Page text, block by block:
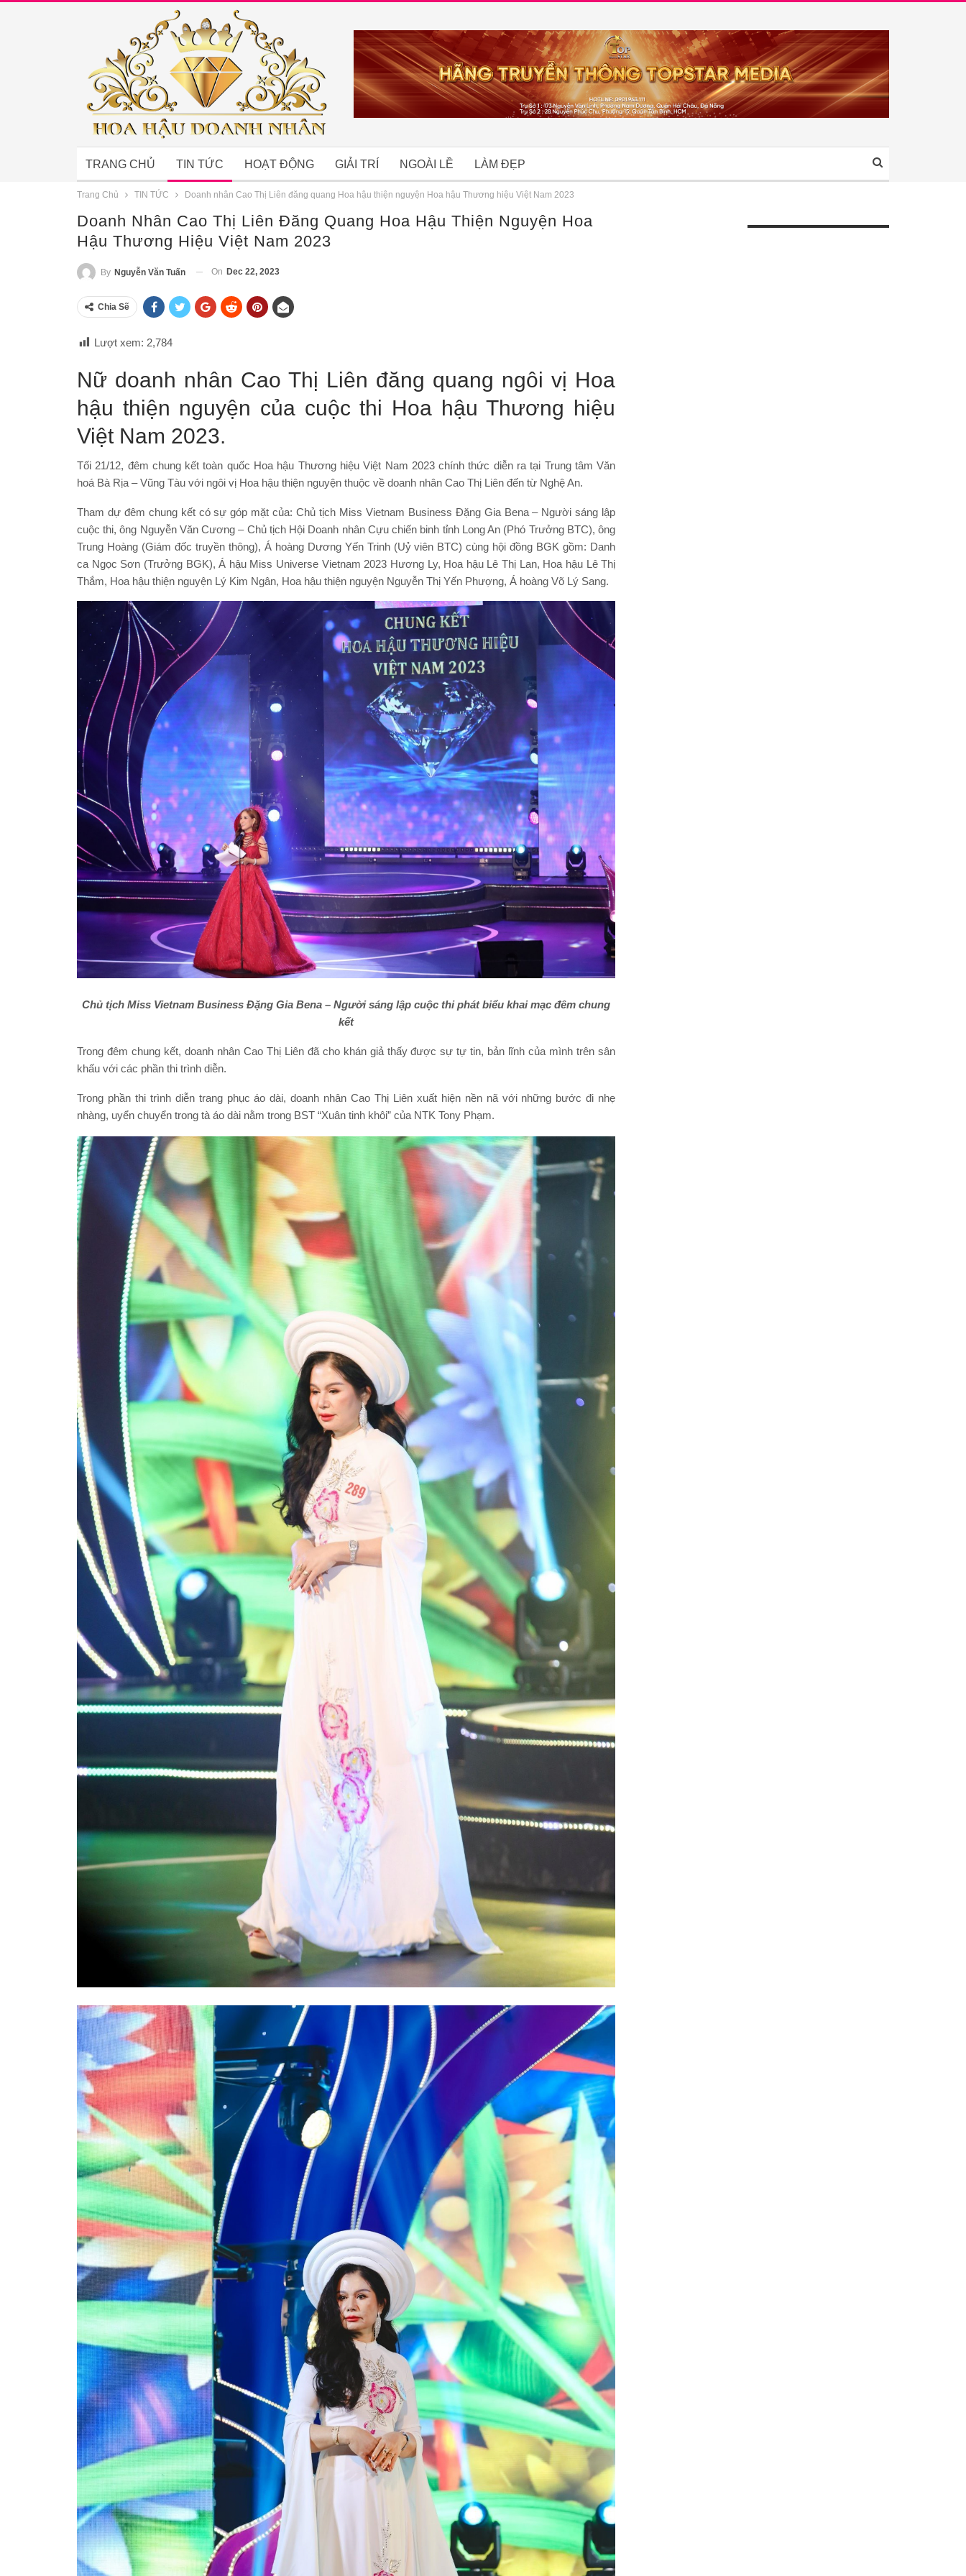
TRANG CHỦ TIN TỨC HOẠT ĐỘNG GIẢI TRÍ NGOÀI LỀ LÀM ĐẸP
Trang Chủ TIN TỨC Doanh nhân Cao Thị Liên đăng quang Hoa hậu thiện nguyện Hoa hậu Thương hiệu Việt Nam 2023
Doanh Nhân Cao Thị Liên Đăng Quang Hoa Hậu Thiện Nguyện Hoa
Hậu Thương Hiệu Việt Nam 2023
By Nguyễn Văn Tuấn On Dec 22, 2023
Chia Sẽ
Lượt xem: 2,784
Nữ doanh nhân Cao Thị Liên đăng quang ngôi vị Hoa
hậu thiện nguyện của cuộc thi Hoa hậu Thương hiệu
Việt Nam 2023.
Tối 21/12, đêm chung kết toàn quốc Hoa hậu Thương hiệu Việt Nam 2023 chính thức diễn ra tại Trung tâm Văn
hoá Bà Rịa – Vũng Tàu với ngôi vị Hoa hậu thiện nguyện thuộc về doanh nhân Cao Thị Liên đến từ Nghệ An.
Tham dự đêm chung kết có sự góp mặt của: Chủ tịch Miss Vietnam Business Đặng Gia Bena – Người sáng lập
cuộc thi, ông Nguyễn Văn Cương – Chủ tịch Hội Doanh nhân Cựu chiến binh tỉnh Long An (Phó Trưởng BTC), ông
Trung Hoàng (Giám đốc truyền thông), Á hoàng Dương Yến Trinh (Uỷ viên BTC) cùng hội đồng BGK gồm: Danh
ca Ngọc Sơn (Trưởng BGK), Á hậu Miss Universe Vietnam 2023 Hương Ly, Hoa hậu Lê Thị Lan, Hoa hậu Lê Thị
Thắm, Hoa hậu thiện nguyện Lý Kim Ngân, Hoa hậu thiện nguyện Nguyễn Thị Yến Phượng, Á hoàng Võ Lý Sang.
Chủ tịch Miss Vietnam Business Đặng Gia Bena – Người sáng lập cuộc thi phát biểu khai mạc đêm chung
kết
Trong đêm chung kết, doanh nhân Cao Thị Liên đã cho khán giả thấy được sự tự tin, bản lĩnh của mình trên sân
khấu với các phần thi trình diễn.
Trong phần thi trình diễn trang phục áo dài, doanh nhân Cao Thị Liên xuất hiện nền nã với những bước đi nhẹ
nhàng, uyển chuyển trong tà áo dài nằm trong BST “Xuân tinh khôi” của NTK Tony Phạm.